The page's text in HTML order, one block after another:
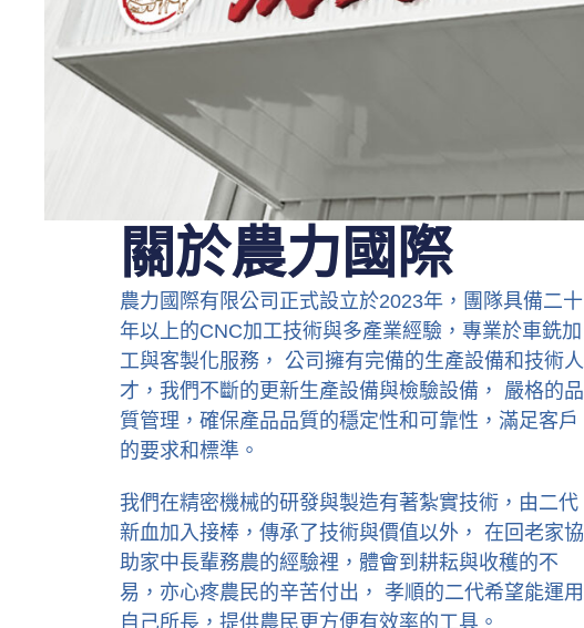
關於農力國際
農力國際有限公司正式設立於2023年，團隊具備二十
年以上的CNC加工技術與多產業經驗，專業於車銑加
工與客製化服務， 公司擁有完備的生產設備和技術人
才，我們不斷的更新生產設備與檢驗設備， 嚴格的品
質管理，確保產品品質的穩定性和可靠性，滿足客戶
的要求和標準。
我們在精密機械的研發與製造有著紮實技術，由二代
新血加入接棒，傳承了技術與價值以外， 在回老家協
助家中長輩務農的經驗裡，體會到耕耘與收穫的不
易，亦心疼農民的辛苦付出， 孝順的二代希望能運用
自己所長，提供農民更方便有效率的工具。